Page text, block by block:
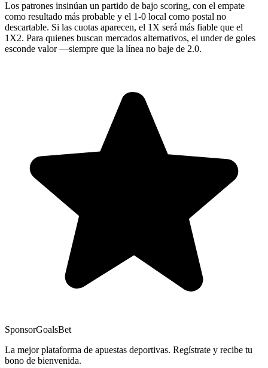
Los patrones insinúan un partido de bajo scoring, con el empate
como resultado más probable y el 1-0 local como postal no
descartable. Si las cuotas aparecen, el 1X será más fiable que el
1X2. Para quienes buscan mercados alternativos, el under de goles
esconde valor —siempre que la línea no baje de 2.0.
SponsorGoalsBet
La mejor plataforma de apuestas deportivas. Regístrate y recibe tu
bono de bienvenida.